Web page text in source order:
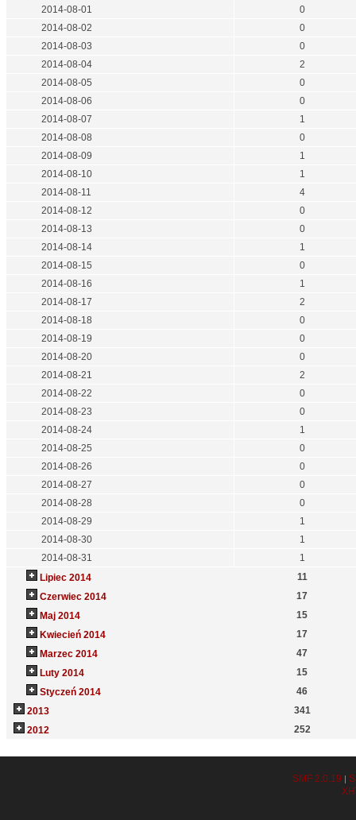
2014-08-01
0
2014-08-02
0
2014-08-03
0
2014-08-04
2
2014-08-05
0
2014-08-06
0
2014-08-07
1
2014-08-08
0
2014-08-09
1
2014-08-10
1
2014-08-11
4
2014-08-12
0
2014-08-13
0
2014-08-14
1
2014-08-15
0
2014-08-16
1
2014-08-17
2
2014-08-18
0
2014-08-19
0
2014-08-20
0
2014-08-21
2
2014-08-22
0
2014-08-23
0
2014-08-24
1
2014-08-25
0
2014-08-26
0
2014-08-27
0
2014-08-28
0
2014-08-29
1
2014-08-30
1
2014-08-31
1
Lipiec 2014
11
Czerwiec 2014
17
Maj 2014
15
Kwiecień 2014
17
Marzec 2014
47
Luty 2014
15
Styczeń 2014
46
2013
341
2012
252
SMF 2.0.19